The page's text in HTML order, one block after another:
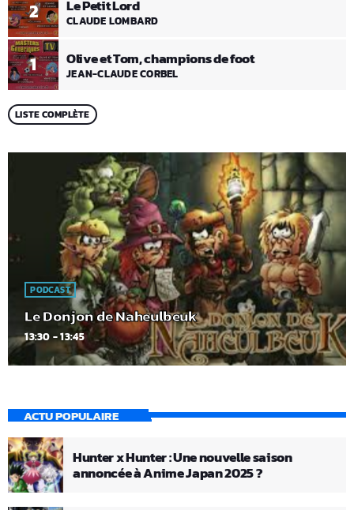
1 Olive et Tom, champions de foot
JEAN-CLAUDE CORBEL
2 Le Petit Lord
CLAUDE LOMBARD
LISTE COMPLÈTE
PODCAST
Le Donjon de Naheulbeuk
13:30 - 13:45
ACTU POPULAIRE
Hunter x Hunter : Une nouvelle saison
annoncée à Anime Japan 2025 ?